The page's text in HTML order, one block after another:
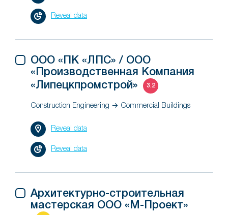
Reveal data
ООО «ПК «ЛПС» / ООО
«Производственная Компания
«Липецкпромстрой»
3.2
Construction Engineering → Commercial Buildings
Reveal data
Reveal data
Архитектурно-строительная
мастерская ООО «М-Проект»